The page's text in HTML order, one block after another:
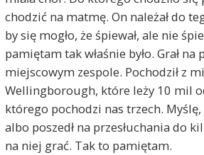
chodzić na matmę. On należał do
by się mogło, że śpiewał, ale nie
pamiętam tak właśnie było. Grał
miejscowym zespole. Pochodził z
Wellingborough, które leży 10 mil
którego pochodzi nas trzech. Myślę,
albo poszedł na przesłuchania do
na niej grać. Tak to pamiętam.